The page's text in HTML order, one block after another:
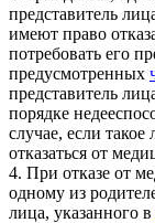
представитель
имеют право
потребовать его
предусмотренных
представитель
порядке
случае, если
отказаться от
4. При отказе от
одному из
лица, указанного в